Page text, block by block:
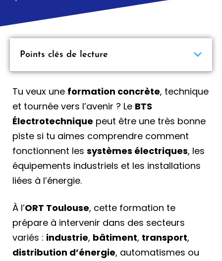
Tu veux une formation concrète, technique
et tournée vers l’avenir ? Le BTS
Électrotechnique peut être une très bonne
piste si tu aimes comprendre comment
fonctionnent les systèmes électriques, les
équipements industriels et les installations
liées à l’énergie.
À l’ORT Toulouse, cette formation te
prépare à intervenir dans des secteurs
variés : industrie, bâtiment, transport,
distribution d’énergie, automatismes ou
Points clés de lecture